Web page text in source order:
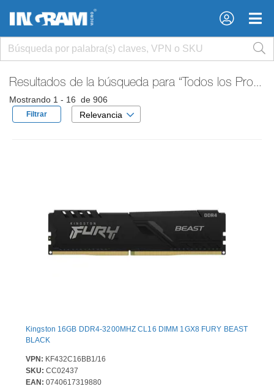
×
×
Resultados de la búsqueda para “Todos los Productos”
Mostrando 1 - 16 de 906
Filtrar Relevancia
Kingston 16GB DDR4-3200MHZ CL16 DIMM 1GX8 FURY BEAST
BLACK
VPN: KF432C16BB1/16
SKU: CC02437
EAN: 0740617319880